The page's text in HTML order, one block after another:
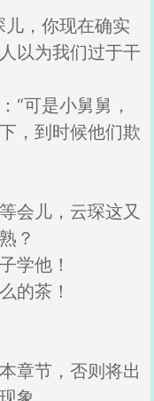
儿，你现在确实
以为我们过于干
“可是小舅舅，
，到时候他们欺
会儿，云琛这又
？
学他！
的茶！
章节，否则将出